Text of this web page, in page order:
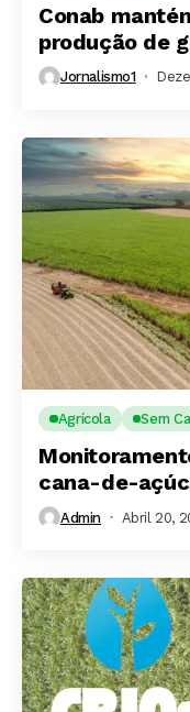
Conab
produção de
Jornalismo1
Agrícola Sem
cana-de-
Admin Abril 20,